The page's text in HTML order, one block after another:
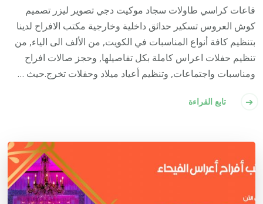
قاعات كراسي طاولات سجاد موكيت دجي تصوير ليزر تصميم
كوش العروس تسكير حدائق داخلية وخارجية مكتب الافراح لدينا
بتنظيم كافة أنواع المناسبات في الكويت, من الألف الى الياء, من
تنظيم حفلات اعراس كاملة بكل تفاصيلها, وحجز صالات افراح
ومناسبات واجتماعات, وتنظيم أعياد ميلاد وحفلات تخرج.حيث …
تابع القراءة